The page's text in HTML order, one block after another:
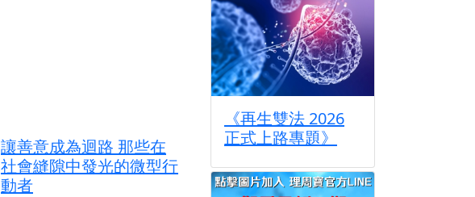
讓善意成為迴路 那些在
社會縫隙中發光的微型行
動者
《再生雙法 2026
正式上路專題》